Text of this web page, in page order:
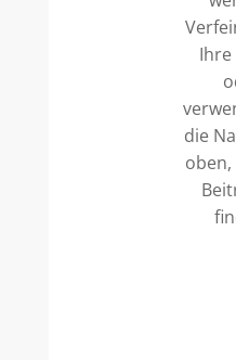
Ihre
die